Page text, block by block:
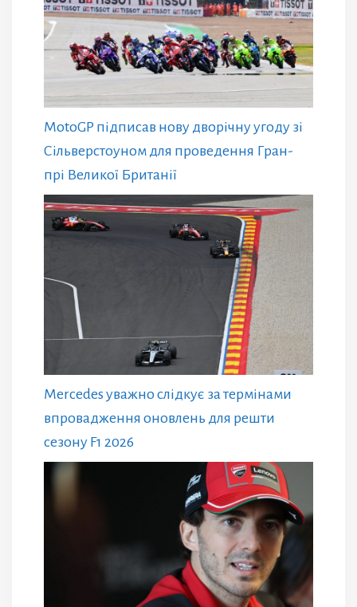
MotoGP підписав нову дворічну угоду зі
Сільверстоуном для проведення Гран-
прі Великої Британії
Mercedes уважно слідкує за термінами
впровадження оновлень для решти
сезону F1 2026